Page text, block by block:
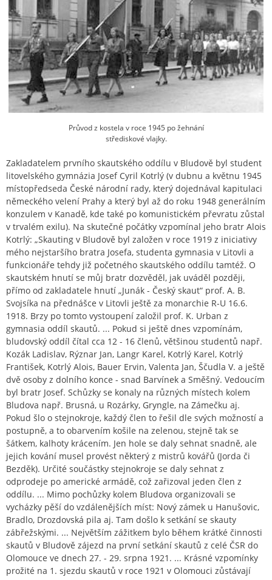
Průvod z kostela v roce 1945 po žehnání
střediskové vlajky.
Zakladatelem prvního skautského oddílu v Bludově byl student
litovelského gymnázia Josef Cyril Kotrlý (v dubnu a květnu 1945
místopředseda České národní rady, který dojednával kapitulaci
německého velení Prahy a který byl až do roku 1948 generálním
konzulem v Kanadě, kde také po komunistickém převratu zůstal
v trvalém exilu). Na skutečné počátky vzpomínal jeho bratr Alois
Kotrlý: „Skauting v Bludově byl založen v roce 1919 z iniciativy
mého nejstaršího bratra Josefa, studenta gymnasia v Litovli a
funkcionáře tehdy již početného skautského oddílu tamtéž. O
skautském hnutí se můj bratr dozvěděl, jak uváděl později,
přímo od zakladatele hnutí „Junák - Český skaut“ prof. A. B.
Svojsíka na přednášce v Litovli ještě za monarchie R-U 16.6.
1918. Brzy po tomto vystoupení založil prof. K. Urban z
gymnasia oddíl skautů. ... Pokud si ještě dnes vzpomínám,
bludovský oddíl čítal cca 12 - 16 členů, většinou studentů např.
Kozák Ladislav, Rýznar Jan, Langr Karel, Kotrlý Karel, Kotrlý
František, Kotrlý Alois, Bauer Ervin, Valenta Jan, Ščudla V. a ještě
dvě osoby z dolního konce - snad Barvínek a Směšný. Vedoucím
byl bratr Josef. Schůzky se konaly na různých místech kolem
Bludova např. Brusná, u Rozárky, Gryngle, na Zámečku aj.
Pokud šlo o stejnokroje, každý člen to řešil dle svých možností a
postupně, a to obarvením košile na zelenou, stejně tak se
šátkem, kalhoty krácením. Jen hole se daly sehnat snadně, ale
jejich kování musel provést některý z mistrů kovářů (Jorda či
Bezděk). Určité součástky stejnokroje se daly sehnat z
odprodeje po americké armádě, což zařizoval jeden člen z
oddílu. ... Mimo pochůzky kolem Bludova organizovali se
vycházky pěší do vzdálenějších míst: Nový zámek u Hanušovic,
Bradlo, Drozdovská pila aj. Tam došlo k setkání se skauty
zábřežskými. ... Největším zážitkem bylo během krátké činnosti
skautů v Bludově zájezd na první setkání skautů z celé ČSR do
Olomouce ve dnech 27. - 29. srpna 1921. ... Krásné vzpomínky
prožité na 1. sjezdu skautů v roce 1921 v Olomouci zůstávají